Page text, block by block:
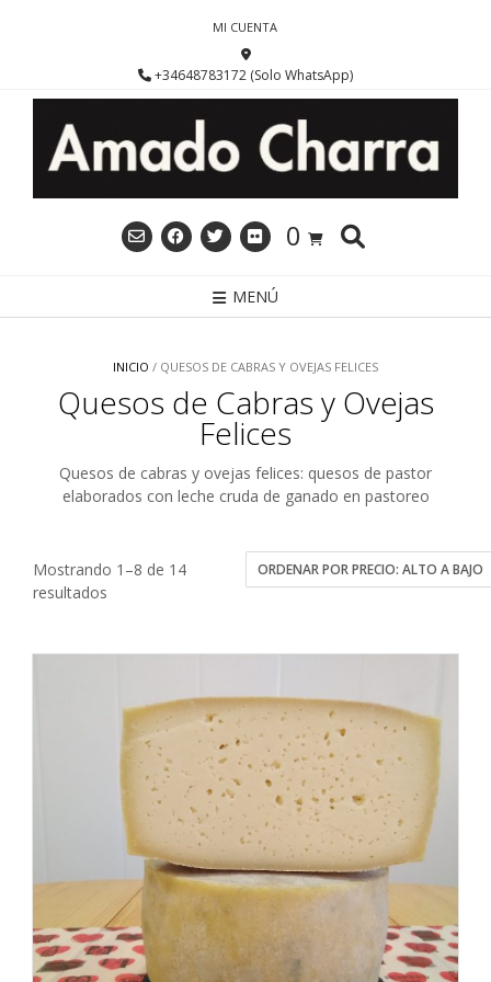
MI CUENTA
+34648783172 (Solo WhatsApp)
0
MENÚ
INICIO / QUESOS DE CABRAS Y OVEJAS FELICES
Quesos de Cabras y Ovejas
Felices
Quesos de cabras y ovejas felices: quesos de pastor
elaborados con leche cruda de ganado en pastoreo
Mostrando 1–8 de 14
resultados
alto
bajo